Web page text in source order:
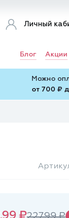
Личный
Блог Акции
Можно
от 700 ₽
₽227.99 ₽